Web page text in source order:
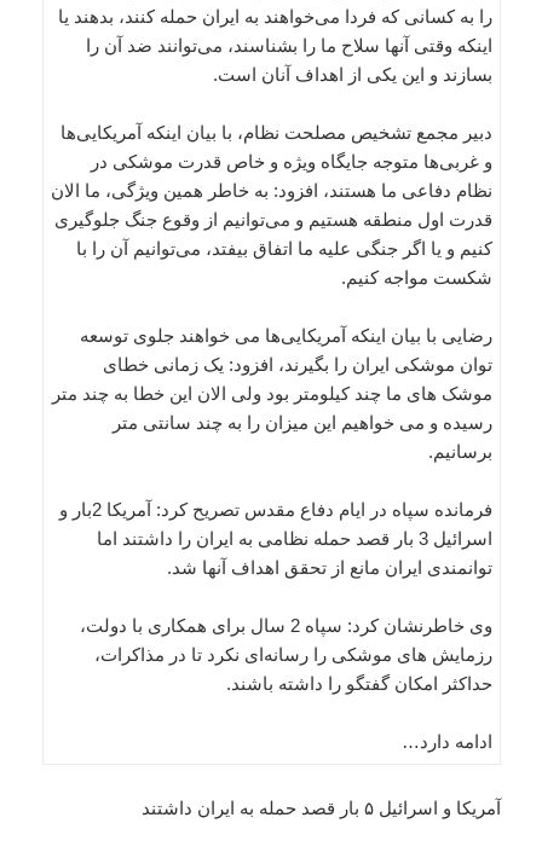
را به کسانی که فردا می‌خواهند به ایران حمله کنند، بدهند یا
اینکه وقتی آنها سلاح ما را بشناسند، می‌توانند ضد آن را
بسازند و این یکی از اهداف آنان است.
دبیر مجمع تشخیص مصلحت نظام، با بیان اینکه آمریکایی‌ها
و غربی‌ها متوجه جایگاه ویژه و خاص قدرت موشکی‌ در
نظام دفاعی ما هستند، افزود: به خاطر همین ویژگی، ما الان
قدرت اول منطقه هستیم و می‌توانیم از وقوع جنگ جلوگیری
کنیم و یا اگر جنگی علیه ما اتفاق بیفتد، می‌توانیم آن را با
شکست مواجه کنیم.
رضایی با بیان اینکه آمریکایی‌ها می خواهند جلوی توسعه
توان موشکی ایران را بگیرند، افزود: یک زمانی خطای
موشک های ما چند کیلومتر بود ولی الان این خطا به چند متر
رسیده و می خواهیم این میزان را به چند سانتی متر
برسانیم.
فرمانده سپاه در ایام دفاع مقدس تصریح کرد: آمریکا 2بار و
اسرائیل 3 بار قصد حمله نظامی به ایران را داشتند اما
توانمندی ایران مانع از تحقق اهداف آنها شد.
وی خاطرنشان کرد: سپاه 2 سال برای همکاری با دولت،
رزمایش های موشکی را رسانه‌ای نکرد تا در مذاکرات،
حداکثر امکان گفتگو را داشته باشند.
ادامه دارد…
آمریکا و اسرائیل ۵ بار قصد حمله به ایران داشتند